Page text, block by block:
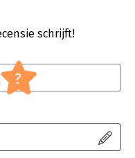
toegepast: gezinnen,
erin geslaagd de
Dat ook het
is meegenomen, is
materiaal
en toetsvragen.
Anders kijken online
schrijft!
?